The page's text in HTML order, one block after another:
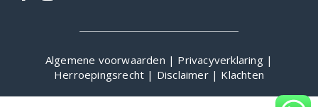
Algemene voorwaarden | Privacyverklaring |
Herroepingsrecht | Disclaimer | Klachten